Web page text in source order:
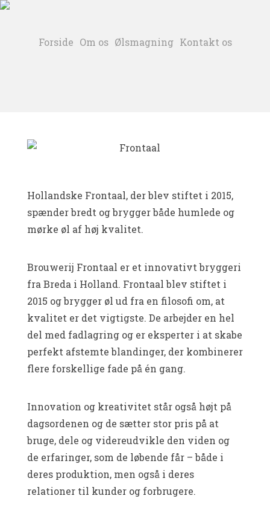
Skip
Forside Om os Ølsmagning Kontakt os
Hollandske Frontaal, der blev stiftet i 2015,
spænder bredt og brygger både humlede og
mørke øl af høj kvalitet.
Brouwerij Frontaal er et innovativt bryggeri
fra Breda i Holland. Frontaal blev stiftet i
2015 og brygger øl ud fra en filosofi om, at
kvalitet er det vigtigste. De arbejder en hel
del med fadlagring og er eksperter i at skabe
perfekt afstemte blandinger, der kombinerer
flere forskellige fade på én gang.
Innovation og kreativitet står også højt på
dagsordenen og de sætter stor pris på at
bruge, dele og videreudvikle den viden og
de erfaringer, som de løbende får – både i
deres produktion, men også i deres
relationer til kunder og forbrugere.